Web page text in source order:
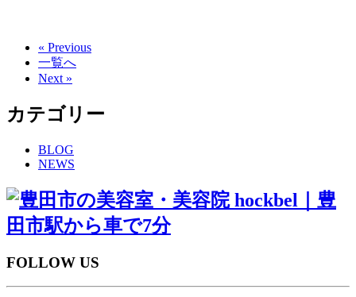
« Previous
一覧へ
Next »
カテゴリー
BLOG
NEWS
FOLLOW US